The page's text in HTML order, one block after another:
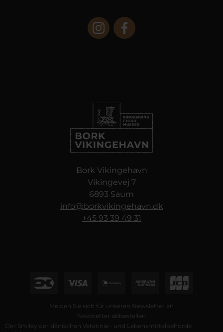
Bork Vikingehavn
Vikingevej 7
6893 Saum
info@borkvikingehavn.dk
+45 93 39 49 31
Melden Sie sich für unseren Newsletter an
Newsletter abbestellen
Der Smiley der dänischen Veterinär- und Lebensmittelbehörde